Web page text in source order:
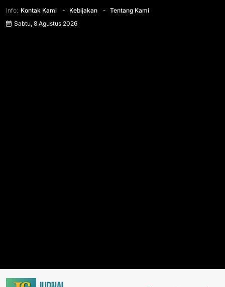
Info: Kontak Kami Kebijakan
Tentang Kami
Sabtu, 8 Agustus 2026